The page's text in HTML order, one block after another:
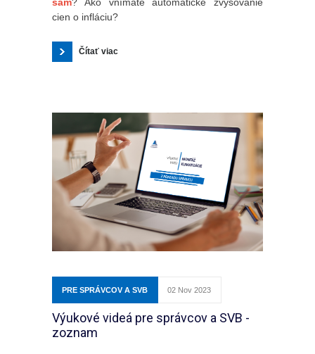
cien o infláciu?
Čítať viac
PRE SPRÁVCOV A SVB 02 Nov 2023
Výukové videá pre správcov a SVB -
zoznam